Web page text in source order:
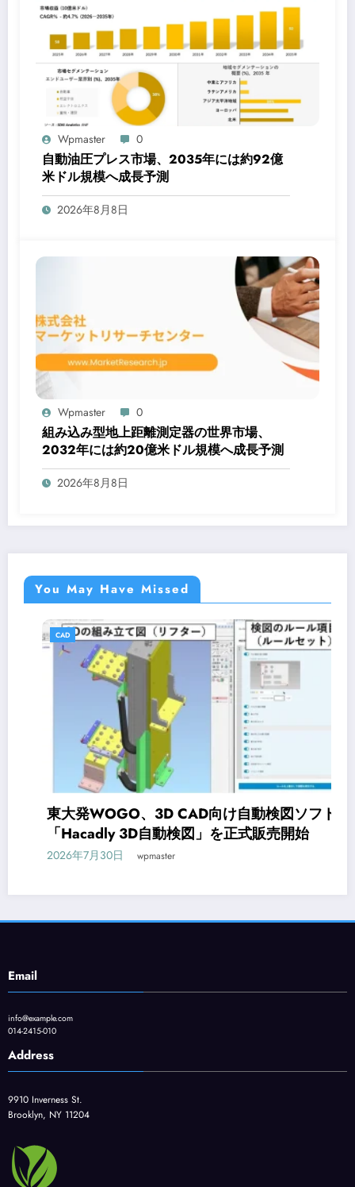
Wpmaster 0
自動油圧プレス市場、2035年には約92億
米ドル規模へ成長予測
2026年8月8日
Wpmaster 0
組み込み型地上距離測定器の世界市場、
2032年には約20億米ドル規模へ成長予測
2026年8月8日
You May Have Missed
CAD
東大発WOGO、3D CAD向け自動検図ソフト
「Hacadly 3D自動検図」を正式販売開始
2026年7月30日 wpmaster
Email
info@example.com
014-2415-010
Address
9910 Inverness St.
Brooklyn, NY 11204